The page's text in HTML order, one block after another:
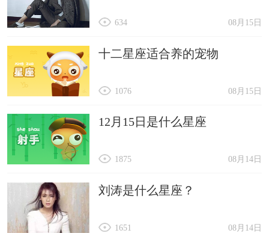
周宇、蕴泽、泳睿、优扬
胜松、宗乐、伯捷、宇焓
如毅、颖诺、紫荣、航博
总之，龙年出生男孩起名字还是有一定技巧的，所
以家长不能太随便，用上龙年出生取名最佳的字会
比较好。
08月15日
634
十二星座适合养的宠物
08月15日
1076
12月15日是什么星座
08月14日
1875
刘涛是什么星座？
08月14日
1651